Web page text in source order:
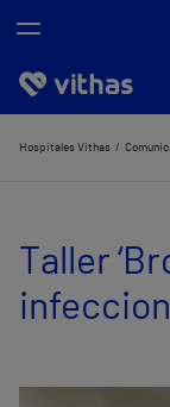
Nosotros
Servicios de salud
Equipo médico y
Hospitales Vithas
Taller